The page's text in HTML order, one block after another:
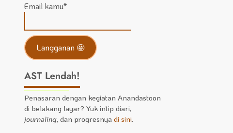
Email kamu*
AST Lendah!
Penasaran dengan kegiatan Anandastoon
di belakang layar? Yuk intip diari,
journaling, dan progresnyadi sini.